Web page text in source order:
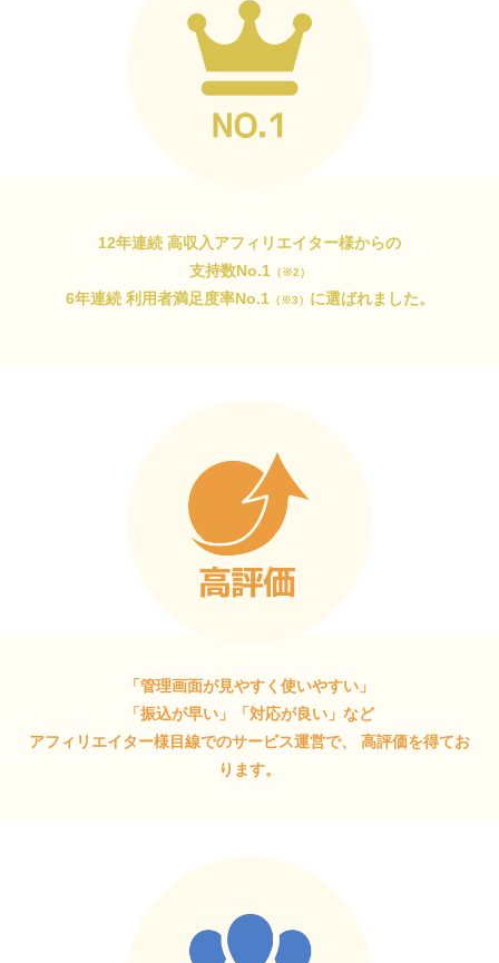
12年連続 高収入アフィリエイター様からの
支持数No.1（※2）
6年連続 利用者満足度率No.1（※3） に選ばれました。
「管理画面が見やすく使いやすい」
「振込が早い」「対応が良い」など
アフィリエイター様目線でのサービス運営で、
高評価を得てお
ります。